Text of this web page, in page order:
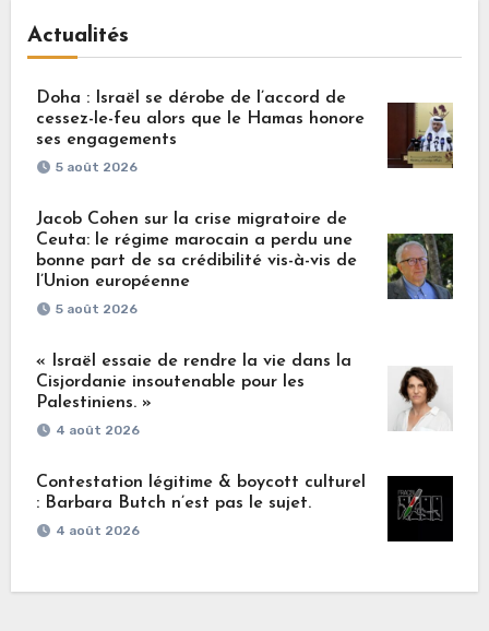
Actualités
Doha : Israël se dérobe de l’accord de
cessez-le-feu alors que le Hamas honore
ses engagements
5 août 2026
Jacob Cohen sur la crise migratoire de
Ceuta: le régime marocain a perdu une
bonne part de sa crédibilité vis-à-vis de
l’Union européenne
5 août 2026
« Israël essaie de rendre la vie dans la
Cisjordanie insoutenable pour les
Palestiniens. »
4 août 2026
Contestation légitime & boycott culturel
: Barbara Butch n’est pas le sujet.
4 août 2026